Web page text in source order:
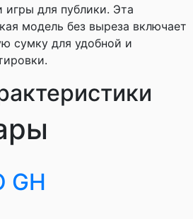
для публики. Эта
модель без выреза включает
сумку для удобной и
GH